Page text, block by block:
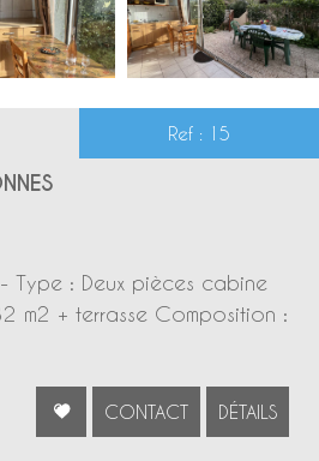
Ref : 15
Type : Deux pièces cabine
m2 + terrasse Composition :
CONTACT DÉTAILS